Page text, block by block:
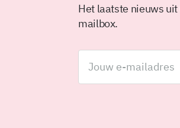
Het laatste nieuws
mailbox.